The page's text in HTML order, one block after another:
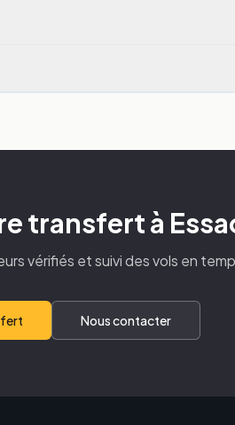
transfert à
vérifiés et suivi des vols en
Nous contacter